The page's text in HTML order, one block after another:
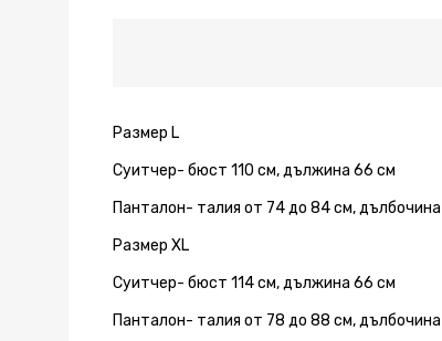
Размер L
Суитчер- бюст 110 см, дължина 66 см
Панталон- талия от 74 до 84 см,
Размер XL
Суитчер- бюст 114 см, дължина 66 см
Панталон- талия от 78 до 88 см,